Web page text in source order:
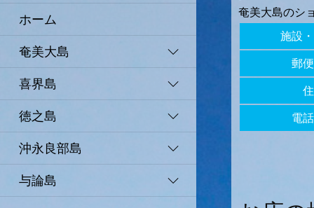
ホーム
奄美大島
喜界島
徳之島
沖永良部島
与論島
奄美大島のシ
施設
郵
電